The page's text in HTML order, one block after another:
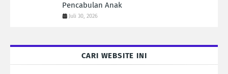
Pencabulan Anak
Juli 30, 2026
CARI WEBSITE INI